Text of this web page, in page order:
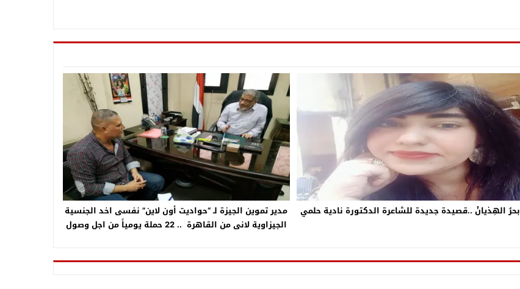
بحرُ الهِذيانْ ..قصيدة جديدة للشاعرة الدكتورة نادية حلمي
مدير تموين الجيزة لـ “حواديت أون لاين” نفسى اخد الجنسية
الجيزاوية لانى من القاهرة .. 22 حملة يومياً من اجل وصول
المواليد فى القريب العاجل .. رساله للصانع اتقى الله فينا